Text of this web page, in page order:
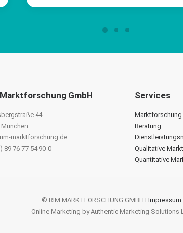
GmbH
44
München
marktforschung.de
89 76 77 54 90-0
Services
Marktforschung
Beratung
Qualitative
Quantitative
© RIM MARKTFORSCHUNG GMBH I Impressum
Online Marketing by Authentic Marketing Solutions